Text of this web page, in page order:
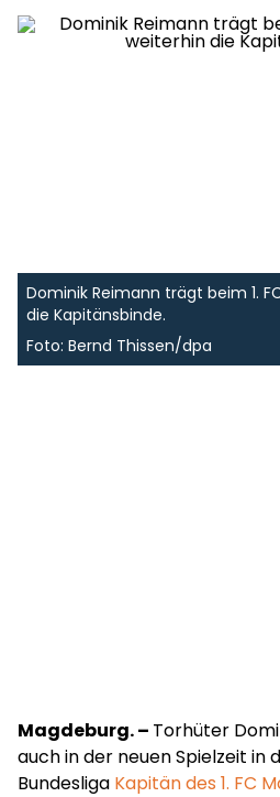
Dominik Reimann trägt beim 1.
die Kapitänsbinde.
Foto: Bernd Thissen/dpa
Magdeburg. – Torhüter
auch in der neuen Spielzeit in
Bundesliga Kapitän des 1. FC